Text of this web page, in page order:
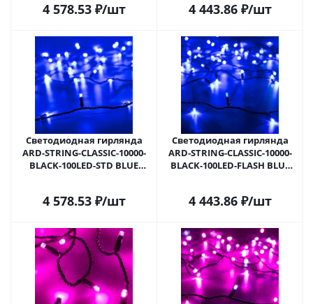
4 578.53₽/шт 4 443.86₽/шт
Светодиодная гирлянда
ARD-STRING-CLASSIC-10000-
BLACK-100LED-STD BLUE
4 578.53₽/шт
Светодиодная гирлянда
ARD-STRING-CLASSIC-10000-
BLACK-100LED-FLASH BLUE
4 443.86₽/шт